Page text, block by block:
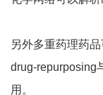
另外多重药理药
drug-repurposing
用。